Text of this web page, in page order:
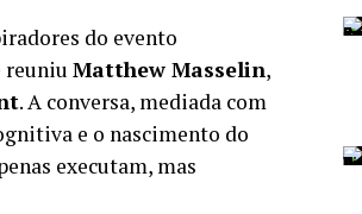
do evento
reuniu Matthew Masselin,
. A conversa, mediada com
e o nascimento do
executam, mas